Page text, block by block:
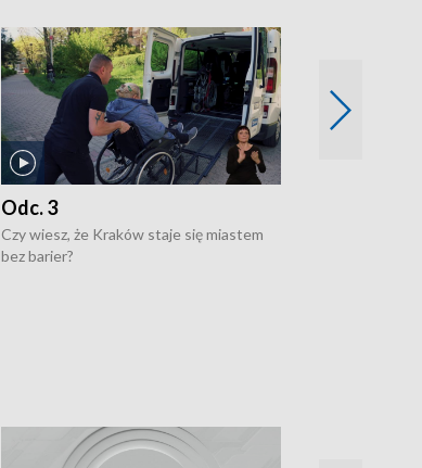
Odc. 3
Czy wiesz, że Kraków staje się miastem
bez barier?